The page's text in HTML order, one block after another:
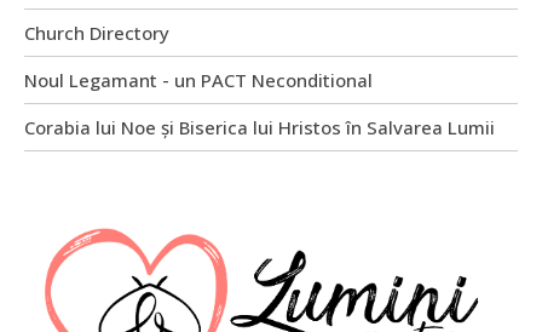
Church Directory
Noul Legamant - un PACT Neconditional
Corabia lui Noe și Biserica lui Hristos în Salvarea Lumii